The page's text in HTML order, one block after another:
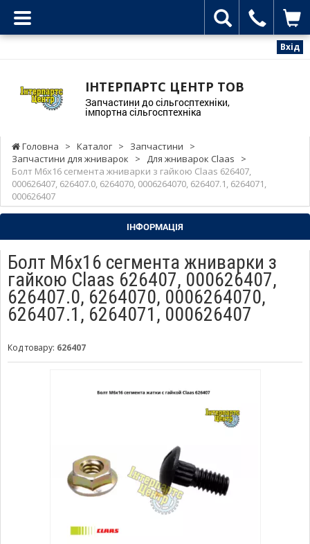
Вхід
ІНТЕРПАРТС ЦЕНТР ТОВ
Запчастини до сільгосптехніки,
імпортна сільгосптехніка
Головна > Каталог > Запчастини
>
Запчастини для жниварок
> Для жниварок Claas
>
Болт M6x16 сегмента жниварки з гайкою Claas 626407,
000626407, 626407.0, 6264070, 0006264070, 626407.1, 6264071,
000626407
ІНФОРМАЦІЯ
Болт M6x16 сегмента жниварки з
гайкою Claas 626407, 000626407,
626407.0, 6264070, 0006264070,
626407.1, 6264071, 000626407
Код товару: 626407